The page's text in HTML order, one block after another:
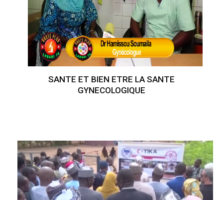
SANTE ET BIEN ETRE LA SANTE
GYNECOLOGIQUE